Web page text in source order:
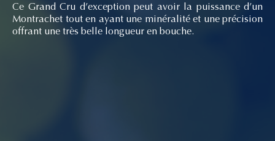
Ce Grand Cru d’exception peut avoir la puissance d’un
Montrachet tout en ayant une minéralité et une précision
offrant une très belle longueur en bouche.